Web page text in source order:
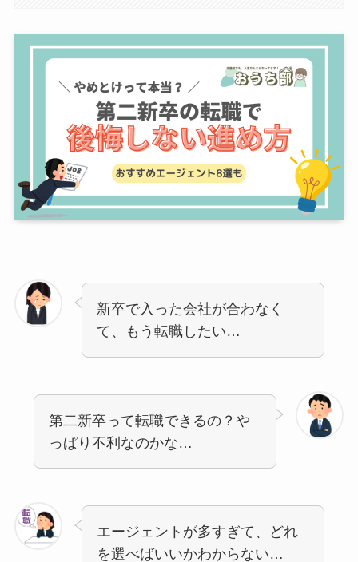
新卒で入った会社が合わなく
て、もう転職したい…
第二新卒って転職できるの？や
っぱり不利なのかな…
エージェントが多すぎて、どれ
を選べばいいかわからない…